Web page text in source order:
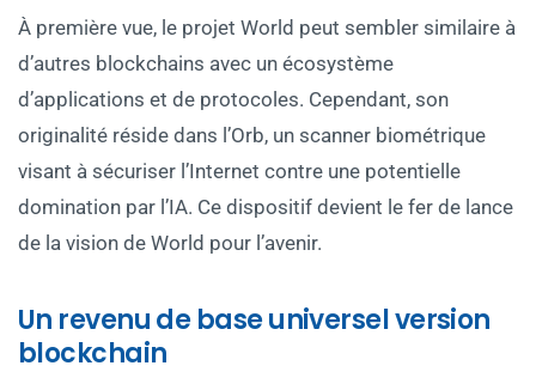
À première vue, le projet World peut sembler similaire à
d’autres blockchains avec un écosystème
d’applications et de protocoles. Cependant, son
originalité réside dans l’Orb, un scanner biométrique
visant à sécuriser l’Internet contre une potentielle
domination par l’IA. Ce dispositif devient le fer de lance
de la vision de World pour l’avenir.
Un revenu de base universel version
blockchain